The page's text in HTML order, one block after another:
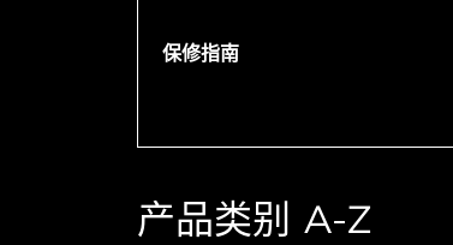
保修指南
产品类别 A-Z